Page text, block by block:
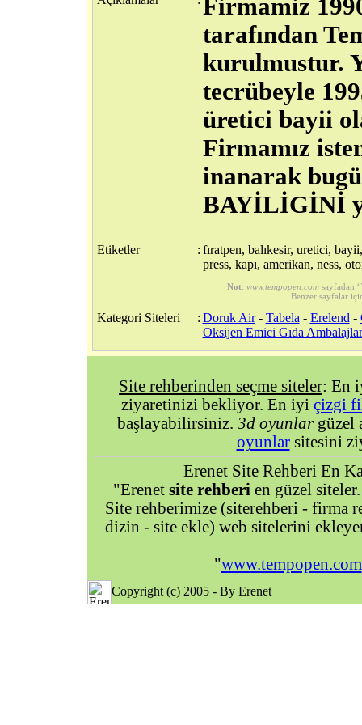
Firmamiz
tarafından
kurulmustur.
tecrübeyle
üretici bayii
Firmamız
inanarak
BAYİLİGİNİ
Etiketler : fıratpen, balıkesir, uretici,
press, kapı, amerikan, ness,
Not: www.tempopen.com sayfadan “
Benzer sayfalar
Kategori Siteleri : Doruk Air- Tabela - Erelend -
Oksijen Emici Gıda
Site rehberinden seçme siteler: En
ziyaretinizi bekliyor. En iyi çizgi
başlayabilirsiniz. 3d oyunlargüzel
oyunlarsitesini
Erenet Site Rehberi En
"Erenet site rehberi en güzel
Site rehberimize (siterehberi - firma
dizin - site ekle) web sitelerini
"www.tempopen.com
Copyright (c) 2005 - By Erenet